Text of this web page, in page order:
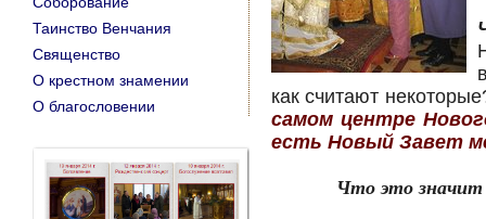
как считают
самом центре
есть Новый Завет
Что это
Таинство Венчания
Священство
О крестном знамении
O благословении